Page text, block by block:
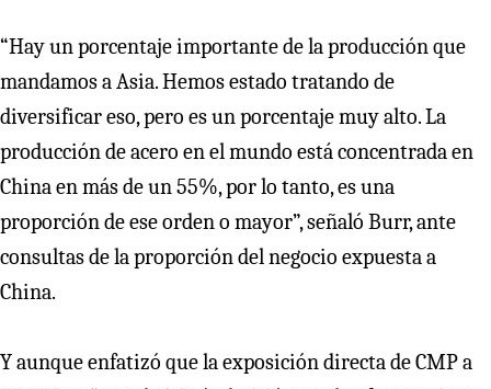
“Hay un porcentaje importante de la producción que
mandamos a Asia. Hemos estado tratando de
diversificar eso, pero es un porcentaje muy alto. La
producción de acero en el mundo está concentrada en
China en más de un 55%, por lo tanto, es una
proporción de ese orden o mayor”, señaló Burr, ante
consultas de la proporción del negocio expuesta a
China.
Y aunque enfatizó que la exposición directa de CMP a